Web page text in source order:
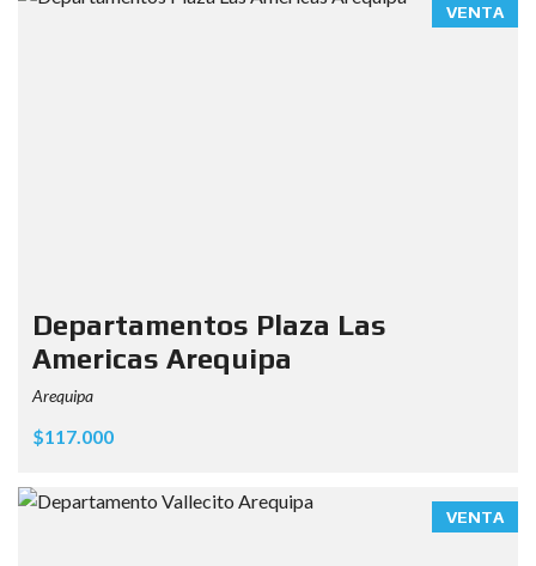
VENTA
Departamentos Plaza Las
Americas Arequipa
Arequipa
$117.000
VENTA